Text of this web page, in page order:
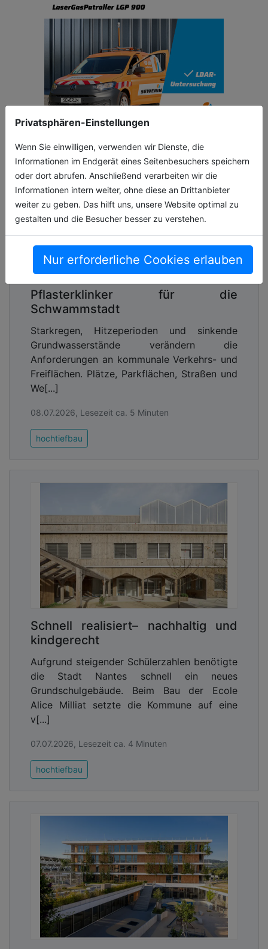
Privatsphären-Einstellungen
Wenn Sie einwilligen, verwenden wir Dienste, die
Informationen im Endgerät eines Seitenbesuchers speichern
oder dort abrufen. Anschließend verarbeiten wir die
Informationen intern weiter, ohne diese an Drittanbieter
weiter zu geben. Das hilft uns, unsere Website optimal zu
gestalten und die Besucher besser zu verstehen.
Nur erforderliche Cookies erlauben
Pflasterklinker für die
Schwammstadt
Starkregen, Hitzeperioden und sinkende
Grundwasserstände verändern die
Anforderungen an kommunale Verkehrs- und
Freiflächen. Plätze, Parkflächen, Straßen und
We[...]
08.07.2026, Lesezeit ca. 5 Minuten
hochtiefbau
Schnell realisiert– nachhaltig und
kindgerecht
Aufgrund steigender Schülerzahlen benötigte
die Stadt Nantes schnell ein neues
Grundschulgebäude. Beim Bau der Ecole
Alice Milliat setzte die Kommune auf eine
v[...]
07.07.2026, Lesezeit ca. 4 Minuten
hochtiefbau